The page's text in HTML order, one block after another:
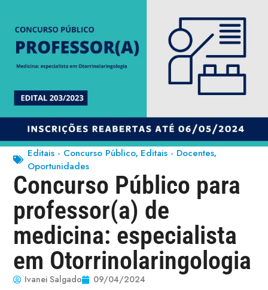
Editais - Concurso Público, Editais - Docentes,
Oportunidades
Concurso Público para
professor(a) de
medicina: especialista
em Otorrinolaringologia
Ivanei Salgado 09/04/2024